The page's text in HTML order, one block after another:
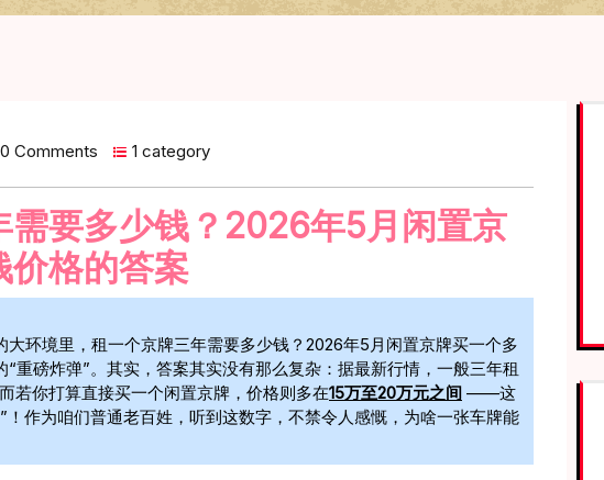
0 Comments 1 category
需要多少钱？2026年5月闲置京
价格的答案
大环境里，租一个京牌三年需要多少钱？2026年5月闲置京牌买一个多
重磅炸弹”。其实，答案其实没有那么复杂：据最新行情，一般三年租
而若你打算直接买一个闲置京牌，价格则多在15万至20万元之间 ——这
！作为咱们普通老百姓，听到这数字，不禁令人感慨，为啥一张车牌能